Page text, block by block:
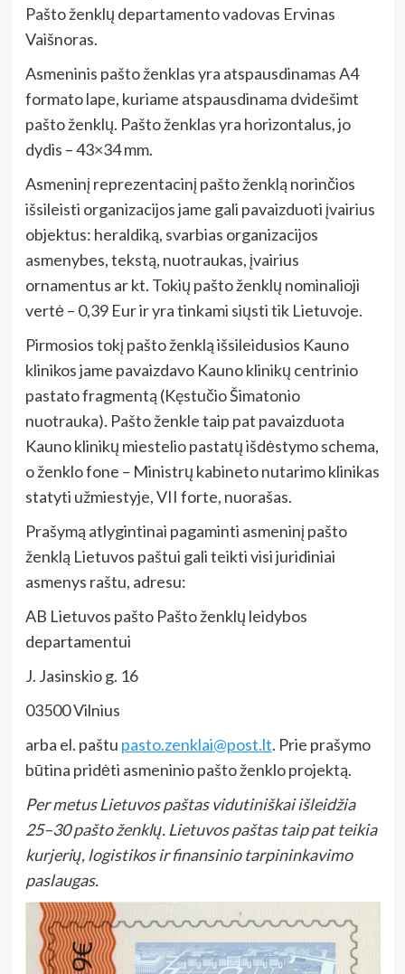
Pašto ženklų departamento vadovas Ervinas
Vaišnoras.
Asmeninis pašto ženklas yra atspausdinamas A4
formato lape, kuriame atspausdinama dvidešimt
pašto ženklų. Pašto ženklas yra horizontalus, jo
dydis – 43×34 mm.
Asmeninį reprezentacinį pašto ženklą norinčios
išsileisti organizacijos jame gali pavaizduoti įvairius
objektus: heraldiką, svarbias organizacijos
asmenybes, tekstą, nuotraukas, įvairius
ornamentus ar kt. Tokių pašto ženklų nominalioji
vertė – 0,39 Eur ir yra tinkami siųsti tik Lietuvoje.
Pirmosios tokį pašto ženklą išsileidusios Kauno
klinikos jame pavaizdavo Kauno klinikų centrinio
pastato fragmentą (Kęstučio Šimatonio
nuotrauka). Pašto ženkle taip pat pavaizduota
Kauno klinikų miestelio pastatų išdėstymo schema,
o ženklo fone – Ministrų kabineto nutarimo klinikas
statyti užmiestyje, VII forte, nuorašas.
Prašymą atlygintinai pagaminti asmeninį pašto
ženklą Lietuvos paštui gali teikti visi juridiniai
asmenys raštu, adresu:
AB Lietuvos pašto Pašto ženklų leidybos
departamentui
J. Jasinskio g. 16
03500 Vilnius
arba el. paštu pasto.zenklai@post.lt. Prie prašymo
būtina pridėti asmeninio pašto ženklo projektą.
Per metus Lietuvos paštas vidutiniškai išleidžia
25–30 pašto ženklų. Lietuvos paštas taip pat teikia
kurjerių, logistikos ir finansinio tarpininkavimo
paslaugas.